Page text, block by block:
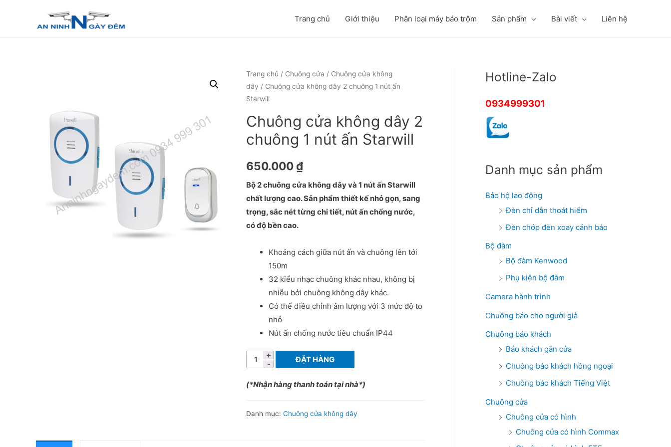
Trang chủ Giới thiệu Phân loại máy báo trộm Sản phẩm Bài viết Liên hệ
Trang chủ / Chuông cửa / Chuông cửa không
dây / Chuông cửa không dây 2 chuông 1 nút ấn
Starwill
Chuông cửa không dây 2
chuông 1 nút ấn Starwill
650.000 ₫
Bộ 2 chuông cửa không dây và 1 nút ấn Starwill
chất lượng cao. Sản phẩm thiết kế nhỏ gọn, sang
trọng, sắc nét từng chi tiết, nút ấn chống nước,
có độ bền cao.
Khoảng cách giữa nút ấn và chuông lên tới
150m
32 kiểu nhạc chuông khác nhau, không bị
nhiễu bởi chuông không dây khác.
Có thể điều chỉnh âm lượng với 3 mức độ to
nhỏ
Nút ấn chống nước tiêu chuẩn IP44
Chuông
cửa
không
2
ĐẶT HÀNG
(*Nhận hàng thanh toán tại nhà*)
Danh mục: Chuông cửa không dây
Hotline-Zalo
0934999301
Danh mục sản phẩm
Bảo hộ lao động
Đèn chỉ dẫn thoát hiểm
Đèn chớp đèn xoay cảnh báo
Bộ đàm
Bộ đàm Kenwood
Phụ kiện bộ đàm
Camera hành trình
Chuông báo cho người già
Chuông báo khách
Báo khách gắn cửa
Chuông báo khách hồng ngoại
Chuông báo khách Tiếng Việt
Chuông cửa
Chuông cửa có hình
Chuông cửa có hình Commax